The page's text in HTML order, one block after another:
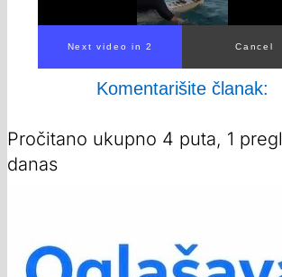
Komentarišite članak:
Pročitano ukupno 4 puta, 1
danas